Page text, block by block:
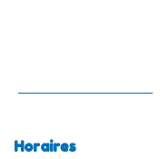
Horaires